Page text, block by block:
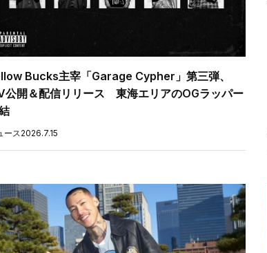
Bucks主宰「Garage Cypher」第三弾、
公開＆配信リリース 東海エリアのOGラッパー
ース2026.7.15